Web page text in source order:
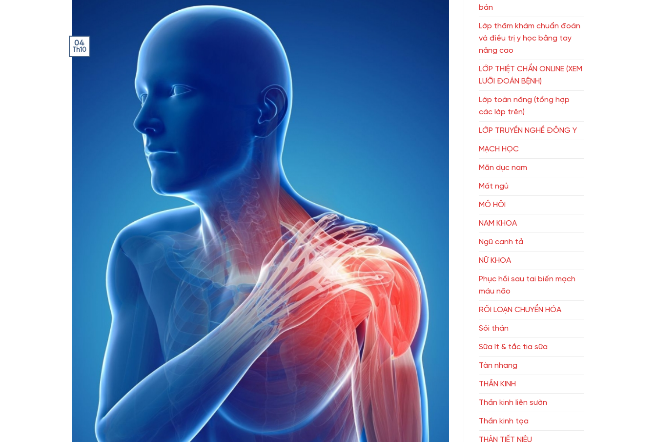
04
Th10
bản
Lớp thăm khám chuẩn đoán
và điều trị y học bằng tay
nâng cao
LỚP THIỆT CHẨN ONLINE (XEM
LƯỠI ĐOÁN BỆNH)
Lớp toàn năng (tổng hợp
các lớp trên)
LỚP TRUYỀN NGHỀ ĐÔNG Y
MẠCH HỌC
Mãn dục nam
Mất ngủ
MỒ HÔI
NAM KHOA
Ngũ canh tả
NỮ KHOA
Phục hồi sau tai biến mạch
máu não
RỐI LOẠN CHUYỂN HÓA
Sỏi thận
Sữa ít & tắc tia sữa
Tàn nhang
THẦN KINH
Thần kinh liên sườn
Thần kinh tọa
THẬN TIẾT NIỆU